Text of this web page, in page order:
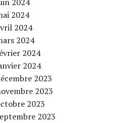
2024
2024
2024
2024
2024
2023
2023
2023
2023